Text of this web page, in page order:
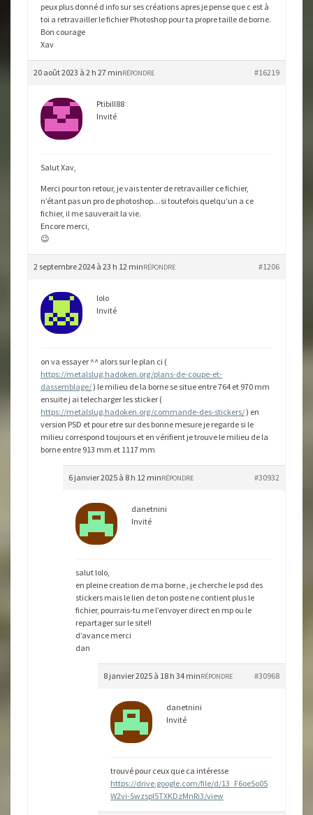
peux plus donné d info sur ses créations apres je pense que c est à
toi a retravailler le fichier Photoshop pour ta propre taille de borne.
Bon courage
Xav
20 août 2023 à 2 h 27 min #16219
RÉPONDRE
Ptibill88
Invité
Salut Xav,
Merci pour ton retour, je vais tenter de retravailler ce fichier,
n’étant pas un pro de photoshop…si toutefois quelqu’un a ce
fichier, il me sauverait la vie.
Encore merci,
😉
2 septembre 2024 à 23 h 12 min #1206
RÉPONDRE
lolo
Invité
on va essayer ^^ alors sur le plan ci (
https://metalslug.hadoken.org/plans-de-coupe-et-
dassemblage/) le milieu de la borne se situe entre 764 et 970 mm
ensuite j ai telecharger les sticker (
https://metalslug.hadoken.org/commande-des-stickers/) en
version PSD et pour etre sur des bonne mesure je regarde si le
milieu correspond toujours et en vérifient je trouve le milieu de la
borne entre 913 mm et 1117 mm
6 janvier 2025 à 8 h 12 min #30932
RÉPONDRE
danetnini
Invité
salut lolo,
en pleine creation de ma borne , je cherche le psd des
stickers mais le lien de ton poste ne contient plus le
fichier, pourrais-tu me l’envoyer direct en mp ou le
repartager sur le site!!
d’avance merci
dan
8 janvier 2025 à 18 h 34 min #30968
RÉPONDRE
danetnini
Invité
trouvé pour ceux que ca intéresse
https://drive.google.com/file/d/13_F6oeSo05
W2vi-Swzspl5TXKDzMnRi3/view